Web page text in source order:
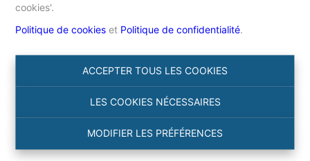
cookies'.
Politique de cookies et Politique de confidentialité.
ACCEPTER TOUS LES COOKIES
LES COOKIES NÉCESSAIRES
MODIFIER LES PRÉFÉRENCES